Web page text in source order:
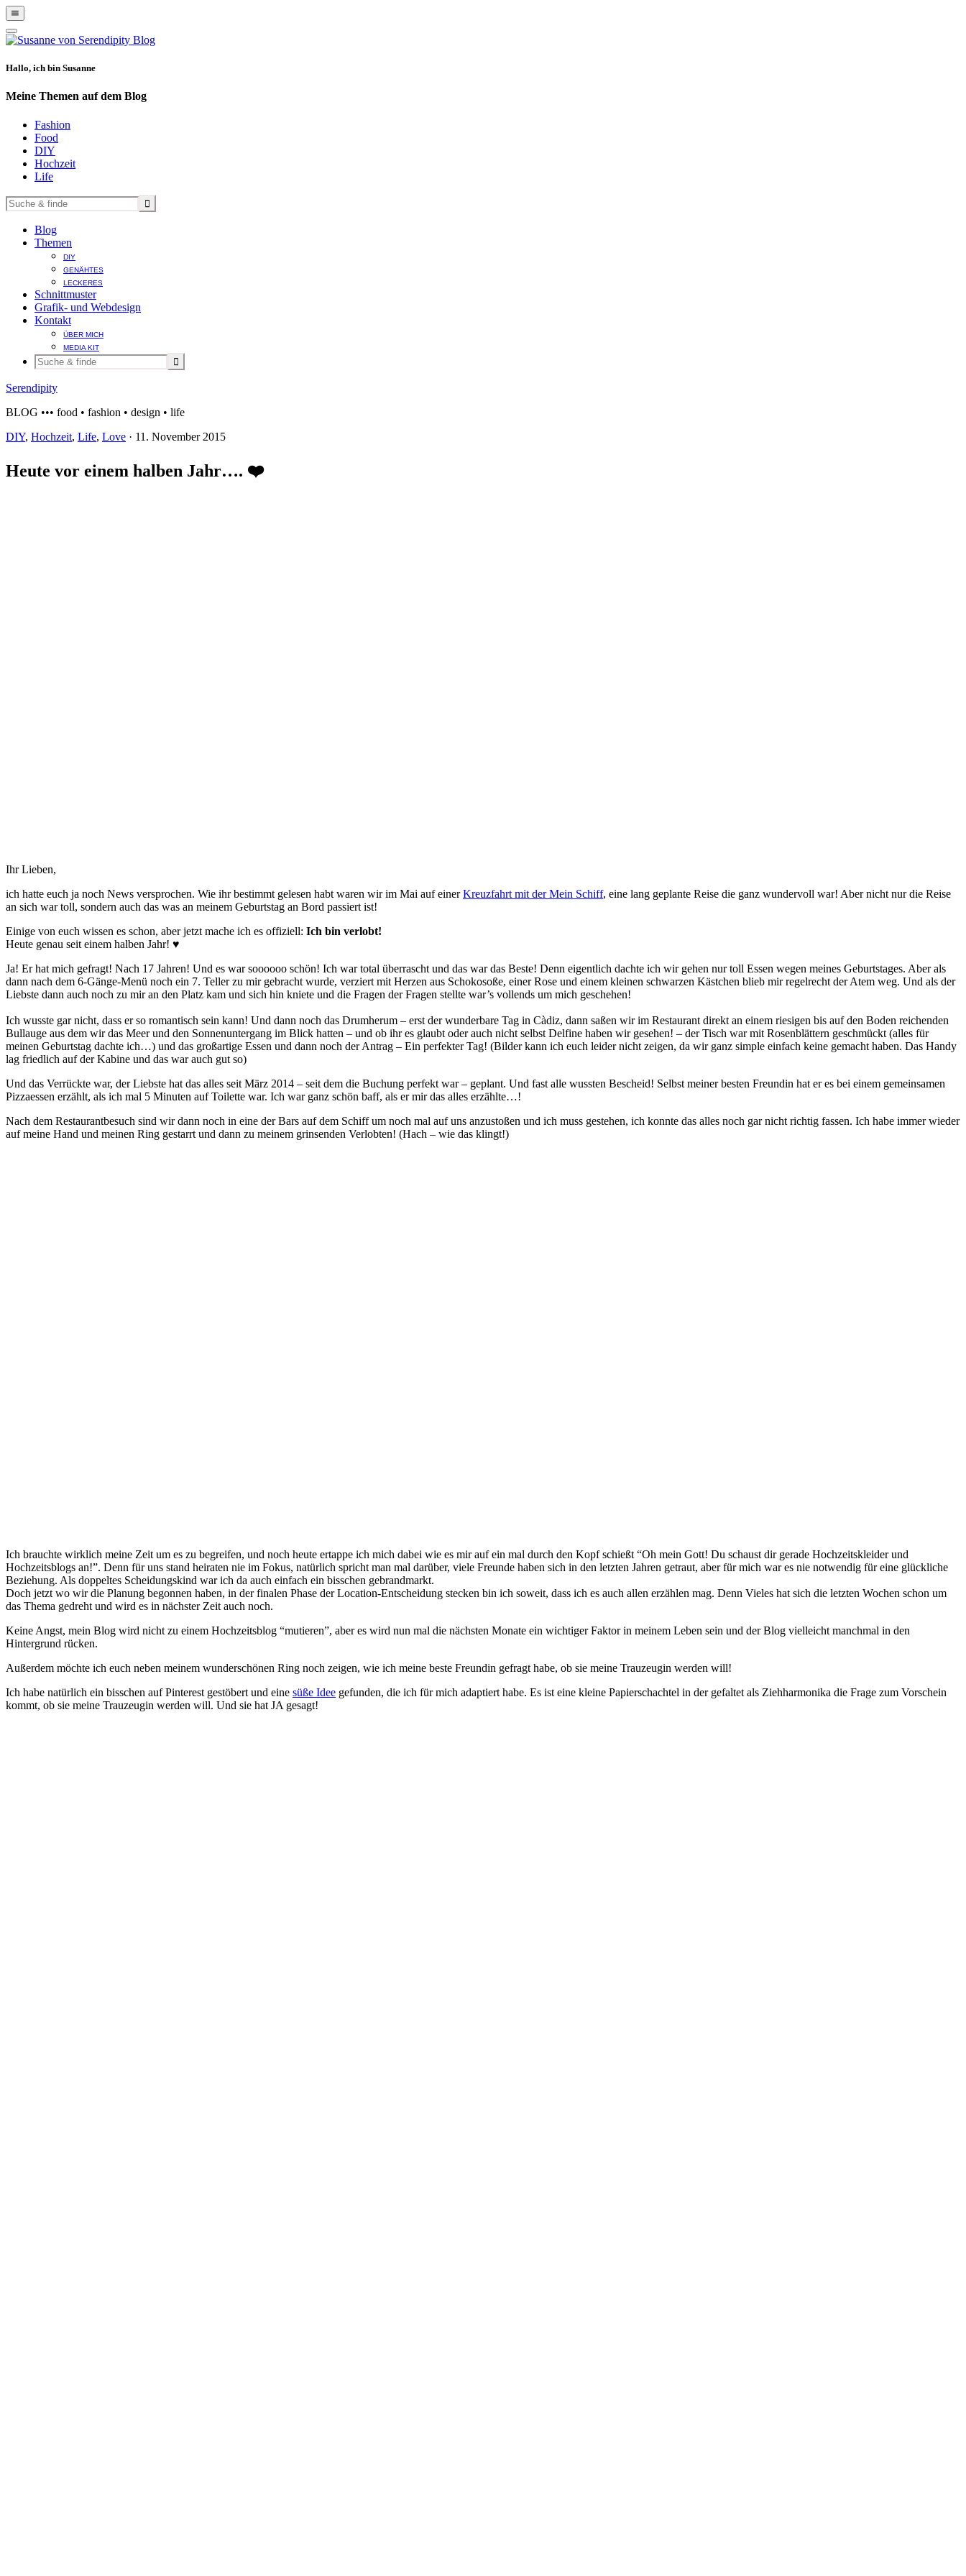
Show
Offscreen
Content
Hide
Offscreen
Hallo, ich bin Susanne
Meine Themen auf dem Blog
Fashion
Food
DIY
Hochzeit
Life
Blog
Themen
DIY
GENÄHTES
LECKERES
Schnittmuster
Grafik- und Webdesign
Kontakt
ÜBER MICH
MEDIA KIT
Serendipity
BLOG ••• food • fashion • design • life
DIY, Hochzeit, Life, Love · 11. November 2015
Heute vor einem halben Jahr…. ❤️
Ihr Lieben,
ich hatte euch ja noch News versprochen. Wie ihr bestimmt gelesen habt waren wir im Mai auf einerKreuzfahrt mit der Mein Schiff, eine lang geplante Reise die ganz wundervoll war! Aber nicht nur die Reise
an sich war toll, sondern auch das was an meinem Geburtstag an Bord passiert ist!
Einige von euch wissen es schon, aber jetzt mache ich es offiziell: Ich bin verlobt!
Heute genau seit einem halben Jahr! ♥
Ja! Er hat mich gefragt! Nach 17 Jahren! Und es war soooooo schön! Ich war total überrascht und das war das Beste! Denn eigentlich dachte ich wir gehen nur toll Essen wegen meines Geburtstages. Aber als
dann nach dem 6-Gänge-Menü noch ein 7. Teller zu mir gebracht wurde, verziert mit Herzen aus Schokosoße, einer Rose und einem kleinen schwarzen Kästchen blieb mir regelrecht der Atem weg. Und als der
Liebste dann auch noch zu mir an den Platz kam und sich hin kniete und die Fragen der Fragen stellte war’s vollends um mich geschehen!
Ich wusste gar nicht, dass er so romantisch sein kann! Und dann noch das Drumherum – erst der wunderbare Tag in Càdiz, dann saßen wir im Restaurant direkt an einem riesigen bis auf den Boden reichenden
Bullauge aus dem wir das Meer und den Sonnenuntergang im Blick hatten – und ob ihr es glaubt oder auch nicht selbst Delfine haben wir gesehen! – der Tisch war mit Rosenblättern geschmückt (alles für
meinen Geburtstag dachte ich…) und das großartige Essen und dann noch der Antrag – Ein perfekter Tag! (Bilder kann ich euch leider nicht zeigen, da wir ganz simple einfach keine gemacht haben. Das Handy
lag friedlich auf der Kabine und das war auch gut so)
Und das Verrückte war, der Liebste hat das alles seit März 2014 – seit dem die Buchung perfekt war – geplant. Und fast alle wussten Bescheid! Selbst meiner besten Freundin hat er es bei einem gemeinsamen
Pizzaessen erzählt, als ich mal 5 Minuten auf Toilette war. Ich war ganz schön baff, als er mir das alles erzählte…!
Nach dem Restaurantbesuch sind wir dann noch in eine der Bars auf dem Schiff um noch mal auf uns anzustoßen und ich muss gestehen, ich konnte das alles noch gar nicht richtig fassen. Ich habe immer wieder
auf meine Hand und meinen Ring gestarrt und dann zu meinem grinsenden Verlobten! (Hach – wie das klingt!)
Ich brauchte wirklich meine Zeit um es zu begreifen, und noch heute ertappe ich mich dabei wie es mir auf ein mal durch den Kopf schießt “Oh mein Gott! Du schaust dir gerade Hochzeitskleider und
Hochzeitsblogs an!”. Denn für uns stand heiraten nie im Fokus, natürlich spricht man mal darüber, viele Freunde haben sich in den letzten Jahren getraut, aber für mich war es nie notwendig für eine glückliche
Beziehung. Als doppeltes Scheidungskind war ich da auch einfach ein bisschen gebrandmarkt.
Doch jetzt wo wir die Planung begonnen haben, in der finalen Phase der Location-Entscheidung stecken bin ich soweit, dass ich es auch allen erzählen mag. Denn Vieles hat sich die letzten Wochen schon um
das Thema gedreht und wird es in nächster Zeit auch noch.
Keine Angst, mein Blog wird nicht zu einem Hochzeitsblog “mutieren”, aber es wird nun mal die nächsten Monate ein wichtiger Faktor in meinem Leben sein und der Blog vielleicht manchmal in den
Hintergrund rücken.
Außerdem möchte ich euch neben meinem wunderschönen Ring noch zeigen, wie ich meine beste Freundin gefragt habe, ob sie meine Trauzeugin werden will!
Ich habe natürlich ein bisschen auf Pinterest gestöbert und eine süße Idee gefunden, die ich für mich adaptiert habe. Es ist eine kleine Papierschachtel in der gefaltet als Ziehharmonika die Frage zum Vorschein
kommt, ob sie meine Trauzeugin werden will. Und sie hat JA gesagt!